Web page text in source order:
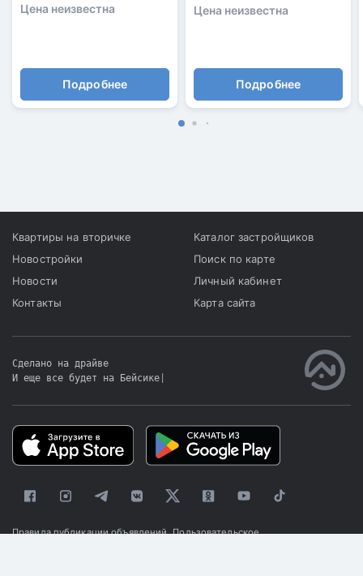
Цена неизвестна
Подробнее
Цена неизвестна
Подробнее
Квартиры на вторичке
Новостройки
Новости
Контакты
Каталог застройщиков
Поиск по карте
Личный кабинет
Карта сайта
Сделано на драйве
И еще все будет на Бейсике
Правила публикации объявлений Пользовательское